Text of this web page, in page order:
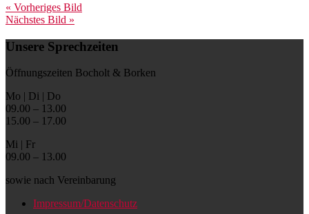
« Vorheriges Bild
Nächstes Bild »
Unsere Sprechzeiten
Öffnungszeiten Bocholt & Borken
Mo | Di | Do
09.00 – 13.00
15.00 – 17.00
Mi | Fr
09.00 – 13.00
sowie nach Vereinbarung
Impressum/Datenschutz